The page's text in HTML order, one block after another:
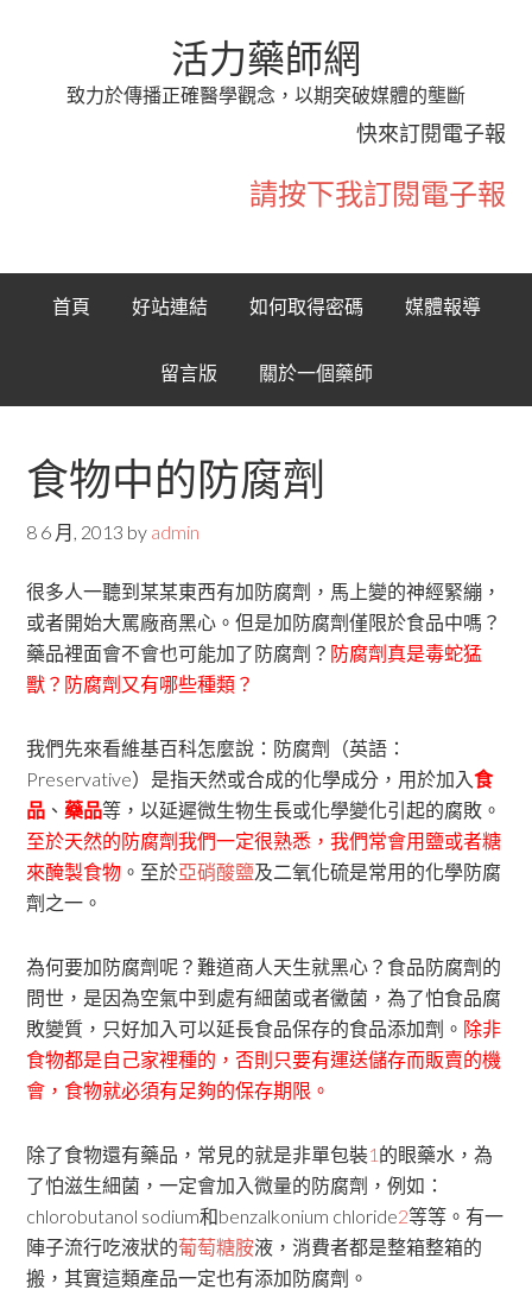
活力藥師網
致力於傳播正確醫學觀念，以期突破媒體的壟斷
快來訂閱電子報
請按下我訂閱電子報
首頁 好站連結 如何取得密碼 媒體報導
留言版 關於一個藥師
食物中的防腐劑
8 6 月, 2013 by admin
很多人一聽到某某東西有加防腐劑，馬上變的神經緊繃，
或者開始大罵廠商黑心。但是加防腐劑僅限於食品中嗎？
藥品裡面會不會也可能加了防腐劑？ 防腐劑真是毒蛇猛
獸？防腐劑又有哪些種類？
我們先來看維基百科怎麼說：防腐劑（英語：
Preservative）是指天然或合成的化學成分，用於加入食
品 、 藥品等，以延遲微生物生長或化學變化引起的腐敗。
至於天然的防腐劑我們一定很熟悉，我們常會用鹽或者糖
來醃製食物 。至於亞硝酸鹽及二氧化硫是常用的化學防腐
劑之一。
為何要加防腐劑呢？難道商人天生就黑心？食品防腐劑的
問世，是因為空氣中到處有細菌或者黴菌，為了怕食品腐
敗變質，只好加入可以延長食品保存的食品添加劑。 除非
食物都是自己家裡種的，否則只要有運送儲存而販賣的機
會，食物就必須有足夠的保存期限。
除了食物還有藥品，常見的就是非單包裝1 的眼藥水，為
了怕滋生細菌，一定會加入微量的防腐劑，例如：
chlorobutanol sodium和benzalkonium chloride2等等。有一
陣子流行吃液狀的葡萄糖胺液，消費者都是整箱整箱的
搬，其實這類產品一定也有添加防腐劑。